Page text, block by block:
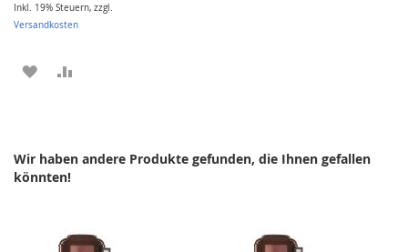
Inkl. 19% Steuern, zzgl.
Versandkosten
ZUR
Wir haben andere Produkte gefunden, die Ihnen gefallen
könnten!